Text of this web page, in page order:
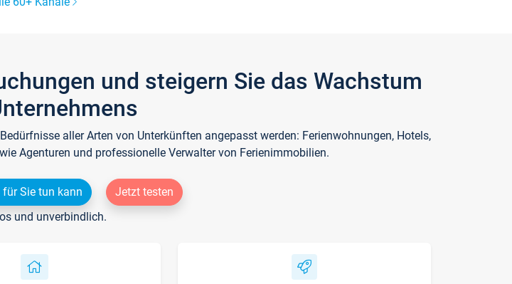
und steigern Sie das Wachstum
aller Arten von Unterkünften angepasst werden: Ferienwohnungen, Hotels,
Agenturen und professionelle Verwalter von Ferienimmobilien.
für Sie tun kann
Jetzt testen
und unverbindlich.